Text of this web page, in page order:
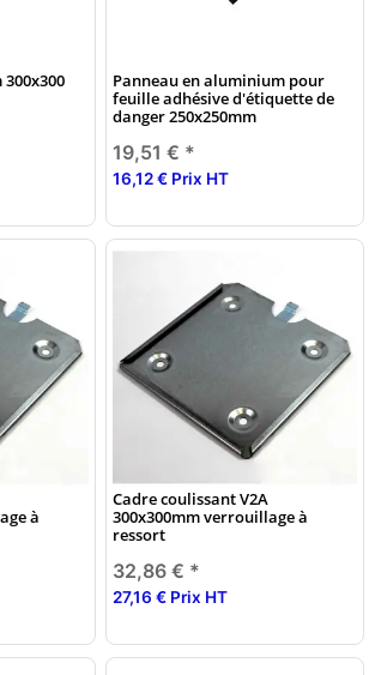
Panneau en aluminium pour
feuille adhésive d'étiquette de
danger 250x250mm
19,51 € *
16,12 € Prix HT
à
Cadre coulissant V2A
300x300mm verrouillage à
ressort
32,86 € *
27,16 € Prix HT